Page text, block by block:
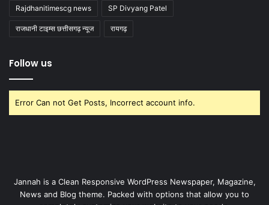
Rajdhanitimescg news SP Divyang Patel
राजधानी टाइम्स छत्तीसगढ़ न्यूज रायगढ़
Follow us
Error Can not Get Posts, Incorrect account info.
Jannah is a Clean Responsive WordPress Newspaper, Magazine,
News and Blog theme. Packed with options that allow you to